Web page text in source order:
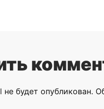
будет опубликован.